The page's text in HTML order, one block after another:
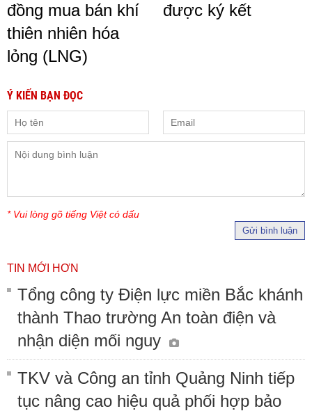
đồng mua bán khí
thiên nhiên hóa
lỏng (LNG)
được ký kết
Ý KIẾN BẠN ĐỌC
* Vui lòng gõ tiếng Việt có dấu
Gửi bình luận
TIN MỚI HƠN
Tổng công ty Điện lực miền Bắc khánh
thành Thao trường An toàn điện và
nhận diện mối nguy
TKV và Công an tỉnh Quảng Ninh tiếp
tục nâng cao hiệu quả phối hợp bảo